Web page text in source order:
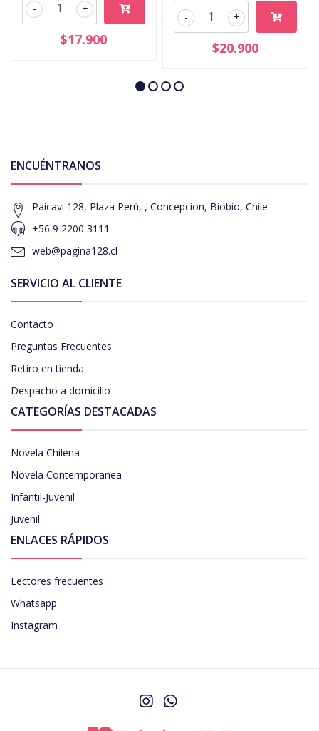
+
-
$17.900
+
-
$20.900
ENCUÉNTRANOS
Paicavi 128, Plaza Perú, , Concepcion, Biobío, Chile
+56 9 2200 3111
web@pagina128.cl
SERVICIO AL CLIENTE
Contacto
Preguntas Frecuentes
Retiro en tienda
Despacho a domicilio
CATEGORÍAS DESTACADAS
Novela Chilena
Novela Contemporanea
Infantil-Juvenil
Juvenil
ENLACES RÁPIDOS
Lectores frecuentes
Whatsapp
Instagram